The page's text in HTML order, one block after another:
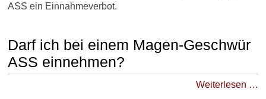
ASS ein Einnahmeverbot.
Darf ich bei einem Magen-Geschwür
ASS einnehmen?
Weiterlesen …